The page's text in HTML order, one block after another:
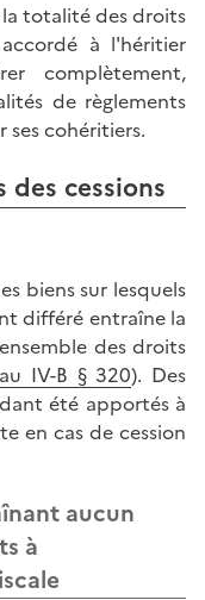
totalité des droits
à l'héritier
complètement,
de règlements
ses cohéritiers.
des cessions
biens sur lesquels
différé entraîne la
des droits
IV-B § 320). Des
été apportés à
en cas de cession
aucun
à